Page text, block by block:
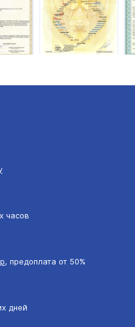
часов
, предоплата от 50%
дней